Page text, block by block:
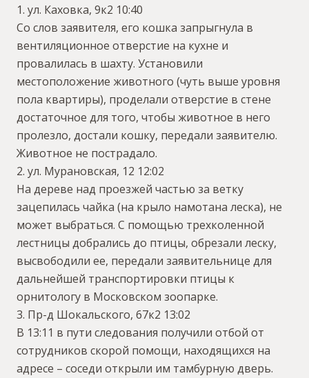
1. ул. Каховка, 9к2 10:40
Со слов заявителя, его кошка запрыгнула в
вентиляционное отверстие на кухне и
провалилась в шахту. Установили
местоположение животного (чуть выше уровня
пола квартиры), проделали отверстие в стене
достаточное для того, чтобы животное в него
пролезло, достали кошку, передали заявителю.
Животное не пострадало.
2. ул. Мурановская, 12 12:02
На дереве над проезжей частью за ветку
зацепилась чайка (на крыло намотана леска), не
может выбраться. С помощью трехколенной
лестницы добрались до птицы, обрезали леску,
высвободили ее, передали заявительнице для
дальнейшей транспортировки птицы к
орнитологу в Московском зоопарке.
3. Пр-д Шокальского, 67к2 13:02
В 13:11 в пути следования получили отбой от
сотрудников скорой помощи, находящихся на
адресе – соседи открыли им тамбурную дверь.